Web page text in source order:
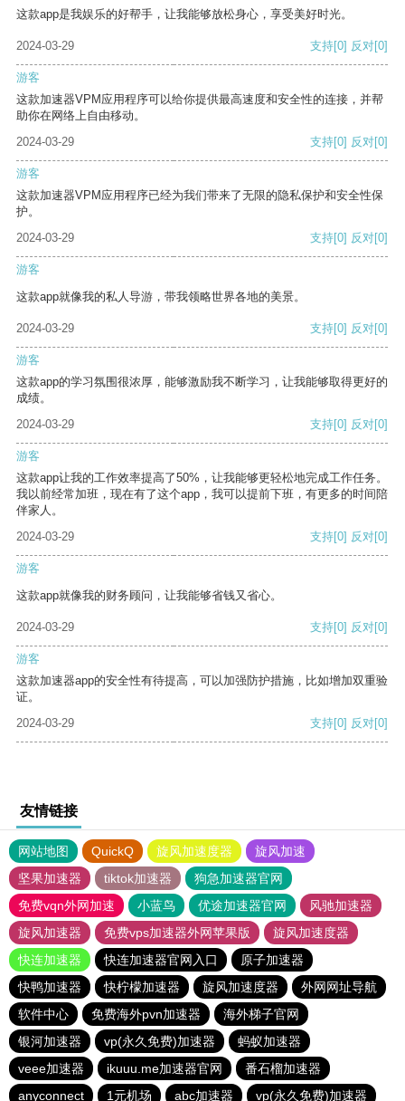
这款app是我娱乐的好帮手，让我能够放松身心，享受美好时光。
2024-03-29 支持[0] 反对[0]
游客
这款加速器VPM应用程序可以给你提供最高速度和安全性的连接，并帮
助你在网络上自由移动。
2024-03-29
支持[0] 反对[0]
游客
这款加速器VPM应用程序已经为我们带来了无限的隐私保护和安全性保
护。
2024-03-29
支持[0] 反对[0]
游客
这款app就像我的私人导游，带我领略世界各地的美景。
2024-03-29 支持[0] 反对[0]
游客
这款app的学习氛围很浓厚，能够激励我不断学习，让我能够取得更好的
成绩。
2024-03-29
支持[0] 反对[0]
游客
这款app让我的工作效率提高了50%，让我能够更轻松地完成工作任务。
我以前经常加班，现在有了这个app，我可以提前下班，有更多的时间陪
伴家人。
2024-03-29
支持[0] 反对[0]
游客
这款app就像我的财务顾问，让我能够省钱又省心。
2024-03-29 支持[0] 反对[0]
游客
这款加速器app的安全性有待提高，可以加强防护措施，比如增加双重验
证。
2024-03-29
支持[0] 反对[0]
友情链接
网站地图 QuickQ 旋风加速度器
旋风加速
坚果加速器
tiktok加速器
狗急加速器官网
免费vqn外网加速
小蓝鸟 优途加速器官网
风驰加速器
旋风加速器
免费vps加速器外网苹果版
旋风加速度器
快连加速器
快连加速器官网入口
原子加速器
快鸭加速器
快柠檬加速器 旋风加速度器
外网网址导航
软件中心
免费海外pvn加速器
海外梯子官网
银河加速器
vp(永久免费)加速器
蚂蚁加速器
veee加速器
ikuuu.me加速器官网
番石榴加速器
anyconnect
1元机场 abc加速器 vp(永久免费)加速器